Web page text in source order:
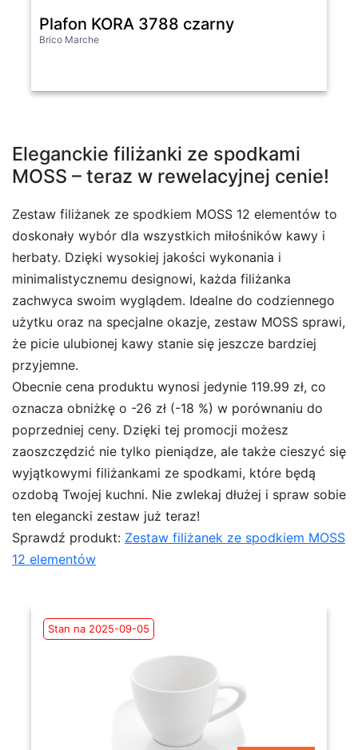
Plafon KORA 3788 czarny
Brico Marche
Eleganckie filiżanki ze spodkami
MOSS – teraz w rewelacyjnej cenie!
Zestaw filiżanek ze spodkiem MOSS 12 elementów to
doskonały wybór dla wszystkich miłośników kawy i
herbaty. Dzięki wysokiej jakości wykonania i
minimalistycznemu designowi, każda filiżanka
zachwyca swoim wyglądem. Idealne do codziennego
użytku oraz na specjalne okazje, zestaw MOSS sprawi,
że picie ulubionej kawy stanie się jeszcze bardziej
przyjemne.
Obecnie cena produktu wynosi jedynie 119.99 zł, co
oznacza obniżkę o -26 zł (-18 %) w porównaniu do
poprzedniej ceny. Dzięki tej promocji możesz
zaoszczędzić nie tylko pieniądze, ale także cieszyć się
wyjątkowymi filiżankami ze spodkami, które będą
ozdobą Twojej kuchni. Nie zwlekaj dłużej i spraw sobie
ten elegancki zestaw już teraz!
Sprawdź produkt: Zestaw filiżanek ze spodkiem MOSS
12 elementów
Stan na 2025-09-05